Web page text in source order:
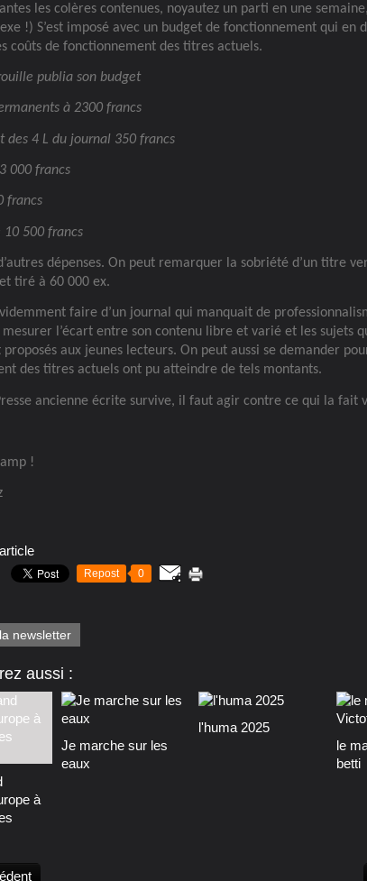
les colères contenues, noyautez un parti en une
!) S’est imposé avec un budget de fonctionnement qui en
coûts de fonctionnement des titres actuels.
publia son budget
à 2300 francs
des 4 L du journal 350 francs
000 francs
francs
10 500 francs
dépenses. On peut remarquer la sobriété d’un titre
tiré à 60 000 ex.
faire d’un journal qui manquait de
l’écart entre son contenu libre et varié et les sujets
aux jeunes lecteurs. On peut aussi se demander
des titres actuels ont pu atteindre de tels montants.
ancienne écrite survive, il faut agir contre ce qui la fait
!
Repost 0
newsletter
aussi :
à
Je marche sur les
eaux
l'huma 2025
le
betti